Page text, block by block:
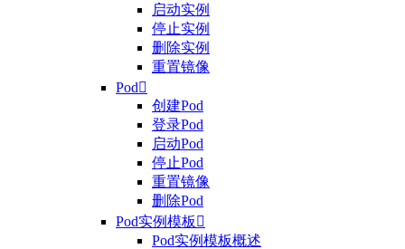
启动实例
停止实例
删除实例
重置镜像
Pod
创建Pod
登录Pod
启动Pod
停止Pod
重置镜像
删除Pod
Pod实例模板 
Pod实例模板概述